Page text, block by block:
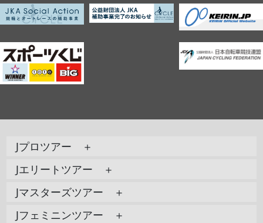
Jプロツアー ＋
Jエリートツアー ＋
Jマスターズツアー ＋
Jフェミニンツアー ＋